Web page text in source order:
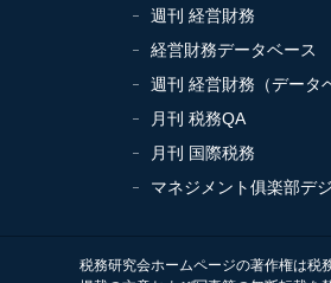
週刊 経営財務
経営財務データベース
週刊 経営財務（データ
月刊 税務QA
月刊 国際税務
マネジメント俱楽部デ
税務研究会ホームページの著作権は税